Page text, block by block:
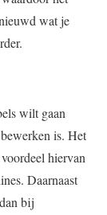
wat je
wilt gaan
is. Het
hiervan
Daarnaast
bij